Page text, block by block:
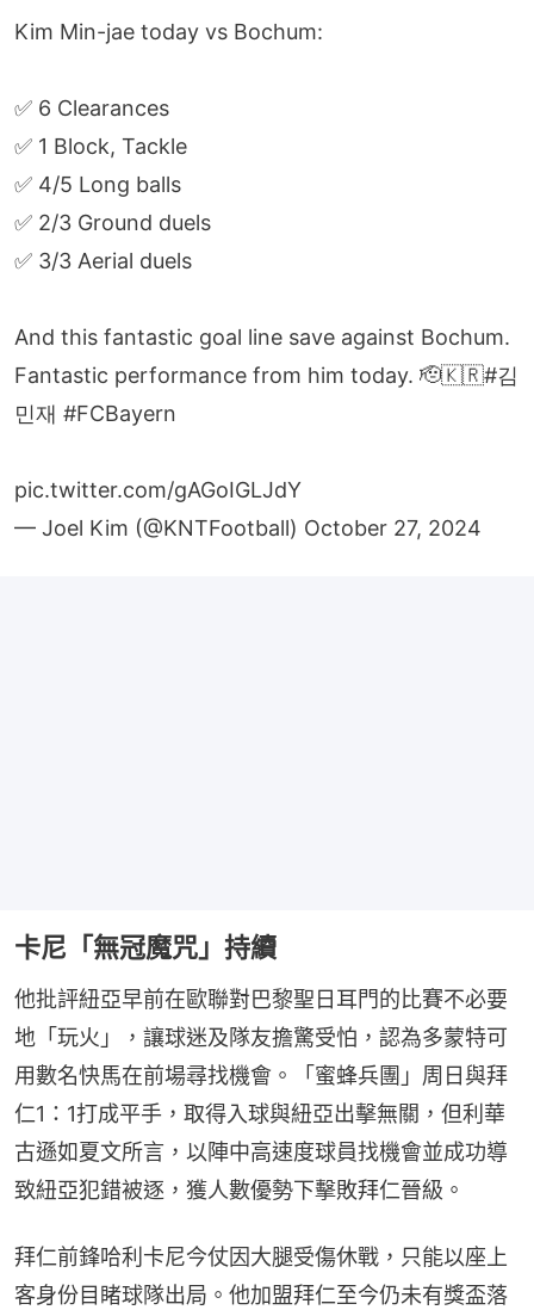
Kim Min-jae today vs Bochum:
✅ 6 Clearances
✅ 1 Block, Tackle
✅ 4/5 Long balls
✅ 2/3 Ground duels
✅ 3/3 Aerial duels
And this fantastic goal line save against Bochum.
Fantastic performance from him today. 🫡🇰🇷#김
민재 #FCBayern
pic.twitter.com/gAGoIGLJdY
— Joel Kim (@KNTFootball) October 27, 2024
卡尼「無冠魔咒」持續
他批評紐亞早前在歐聯對巴黎聖日耳門的比賽不必要
地「玩火」，讓球迷及隊友擔驚受怕，認為多蒙特可
用數名快馬在前場尋找機會。「蜜蜂兵團」周日與拜
仁1：1打成平手，取得入球與紐亞出擊無關，但利華
古遜如夏文所言，以陣中高速度球員找機會並成功導
致紐亞犯錯被逐，獲人數優勢下擊敗拜仁晉級。
拜仁前鋒哈利卡尼今仗因大腿受傷休戰，只能以座上
客身份目睹球隊出局。他加盟拜仁至今仍未有獎盃落